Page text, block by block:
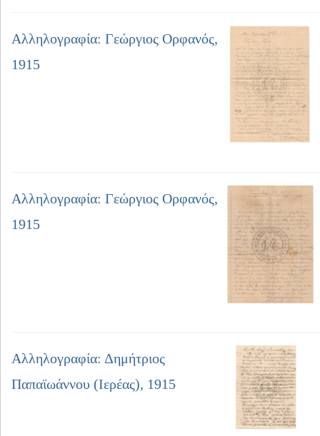
Αλληλογραφία: Γεώργιος Ορφανός,
1915
Αλληλογραφία: Γεώργιος Ορφανός,
1915
Αλληλογραφία: Δημήτριος
Παπαϊωάννου (Ιερέας), 1915